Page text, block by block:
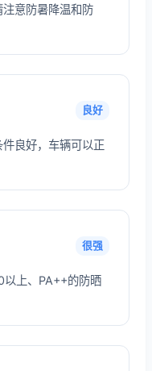
意防暑降温和防
良好
良好，车辆可以正
很强
以上、PA++的防晒